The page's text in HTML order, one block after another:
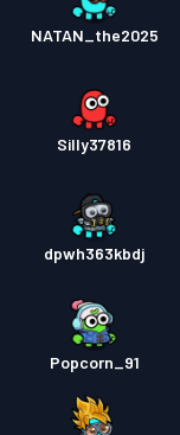
NATAN_the2025
Silly37816
dpwh363kbdj
Popcorn_91